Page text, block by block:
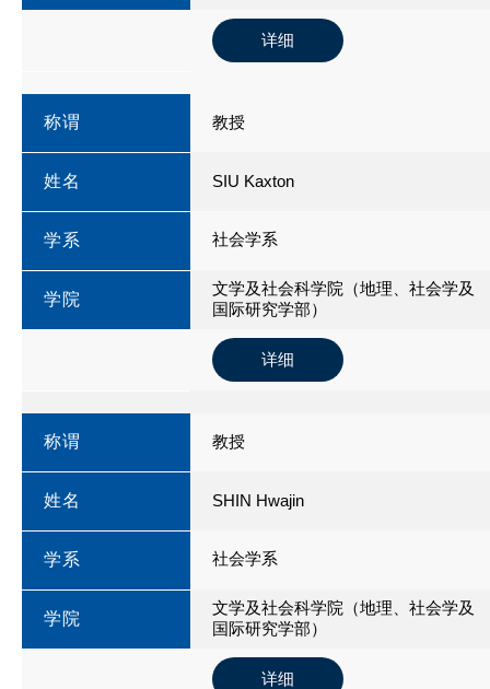
详细
称谓 教授
姓名 SIU Kaxton
学系 社会学系
学院
文学及社会科学院（地理、社会学及
国际研究学部）
详细
称谓 教授
姓名 SHIN Hwajin
学系 社会学系
学院
文学及社会科学院（地理、社会学及
国际研究学部）
详细